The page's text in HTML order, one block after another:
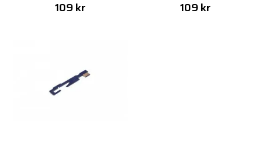
109 kr 109 kr